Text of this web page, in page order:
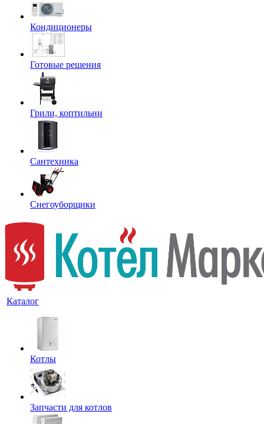
Кондиционеры
Готовые решения
Грили, коптильни
Сантехника
Снегоуборщики
Каталог
Котлы
Запчасти для котлов